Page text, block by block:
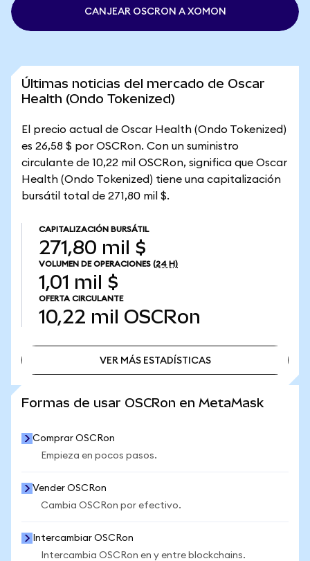
CANJEAR OSCRON A XOMON
Últimas noticias del mercado de Oscar
Health (Ondo Tokenized)
El precio actual de Oscar Health (Ondo Tokenized)
es 26,58 $ por OSCRon. Con un suministro
circulante de 10,22 mil OSCRon, significa que Oscar
Health (Ondo Tokenized) tiene una capitalización
bursátil total de 271,80 mil $.
CAPITALIZACIÓN BURSÁTIL
271,80 mil $
VOLUMEN DE OPERACIONES (24 H)
1,01 mil $
OFERTA CIRCULANTE
10,22 mil OSCRon
VER MÁS ESTADÍSTICAS
Formas de usar OSCRon en MetaMask
Comprar OSCRon
Empieza en pocos pasos.
Vender OSCRon
Cambia OSCRon por efectivo.
Intercambiar OSCRon
Intercambia OSCRon en y entre blockchains.